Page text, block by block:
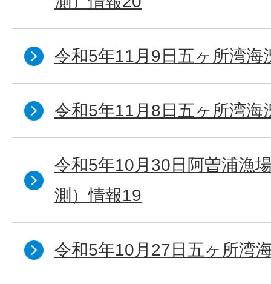
令和5年11月9日五ヶ所湾海
令和5年11月8日五ヶ所湾海
令和5年10月30日阿曽浦漁
測）情報19
令和5年10月27日五ヶ所湾